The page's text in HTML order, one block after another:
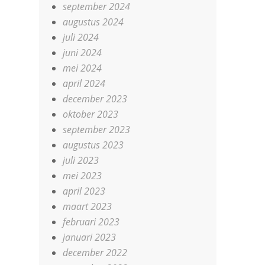
september 2024
augustus 2024
juli 2024
juni 2024
mei 2024
april 2024
december 2023
oktober 2023
september 2023
augustus 2023
juli 2023
mei 2023
april 2023
maart 2023
februari 2023
januari 2023
december 2022